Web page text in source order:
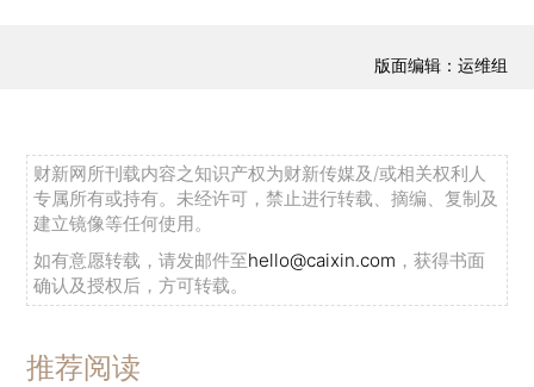
版面编辑：运维组
财新网所刊载内容之知识产权为财新传媒及/或相关权利人
专属所有或持有。未经许可，禁止进行转载、摘编、复制及
建立镜像等任何使用。
如有意愿转载，请发邮件至hello@caixin.com ，获得书面
确认及授权后，方可转载。
推荐阅读